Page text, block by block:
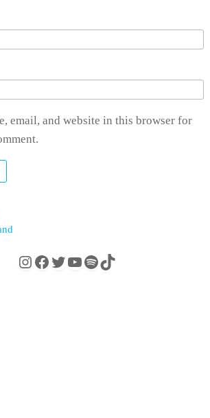
email, and website in this browser for
Instagram
Facebook
Twitter
YouTube
Spotify
TikTok